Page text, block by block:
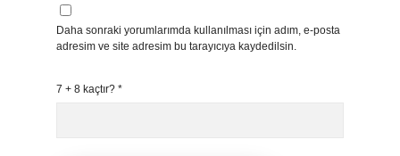
Daha sonraki yorumlarımda kullanılması için adım, e-posta
adresim ve site adresim bu tarayıcıya kaydedilsin.
7 + 8 kaçtır? *